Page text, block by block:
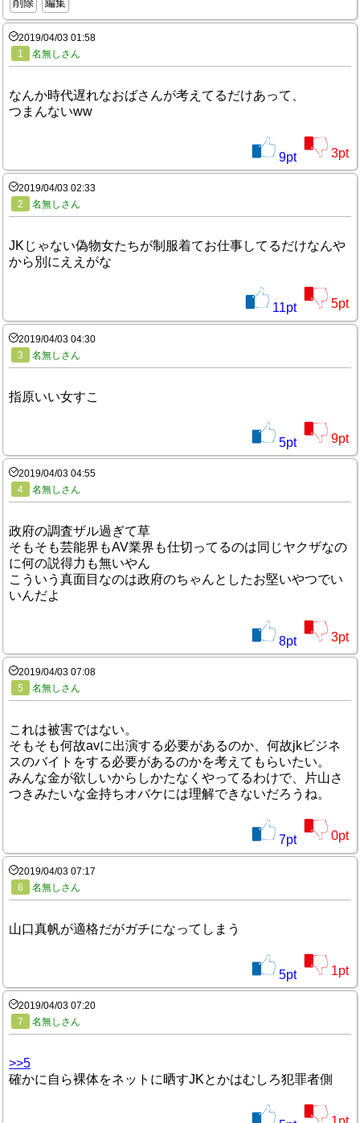
削除 編集
2019/04/03 01:58
1
名無しさん
なんか時代遅れなおばさんが考えてるだけあって、
つまんないww
9pt 3pt
2019/04/03 02:33
2
名無しさん
JKじゃない偽物女たちが制服着てお仕事してるだけなんや
から別にええがな
11pt 5pt
2019/04/03 04:30
3
名無しさん
指原いい女すこ
5pt 9pt
2019/04/03 04:55
4
名無しさん
政府の調査ザル過ぎて草
そもそも芸能界もAV業界も仕切ってるのは同じヤクザなの
に何の説得力も無いやん
こういう真面目なのは政府のちゃんとしたお堅いやつでい
いんだよ
8pt 3pt
2019/04/03 07:08
5
名無しさん
これは被害ではない。
そもそも何故avに出演する必要があるのか、何故jkビジネ
スのバイトをする必要があるのかを考えてもらいたい。
みんな金が欲しいからしかたなくやってるわけで、片山さ
つきみたいな金持ちオバケには理解できないだろうね。
7pt 0pt
2019/04/03 07:17
6
名無しさん
山口真帆が適格だがガチになってしまう
5pt 1pt
2019/04/03 07:20
7
名無しさん
>>5
確かに自ら裸体をネットに晒すJKとかはむしろ犯罪者側